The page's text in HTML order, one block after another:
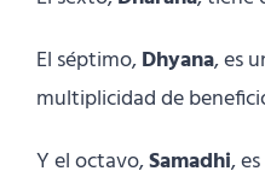
El séptimo,Dhyana, es
multiplicidad de
Y el octavo,Samadhi,